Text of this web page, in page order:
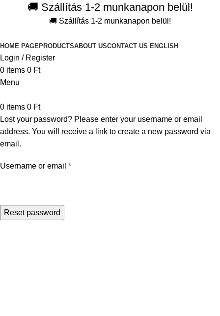
🚚 Szállítás 1-2 munkanapon belül!
🚚 Szállítás 1-2 munkanapon belül!
HOME PAGEPRODUCTSABOUT USCONTACT US ENGLISH
Login / Register
0 items 0 Ft
Menu
0 items 0 Ft
Lost your password? Please enter your username or email
address. You will receive a link to create a new password via
email.
Username or email *
Reset password